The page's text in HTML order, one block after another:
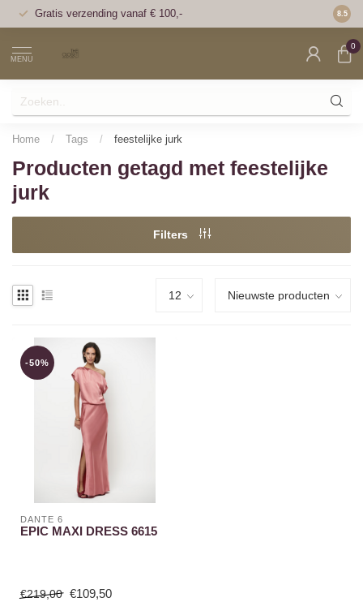
Gratis verzending vanaf € 100,- Voor
8.5
MENU
0
Home / Tags / feestelijke jurk
Producten getagd met feestelijke
jurk
Filters
-50%
DANTE 6
EPIC MAXI DRESS 6615
€219,00 €109,50